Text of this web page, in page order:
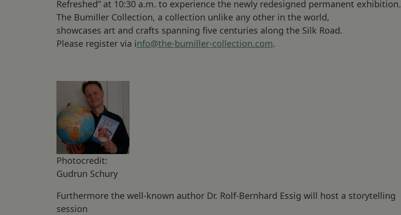
Refreshed” at 10:30 a.m. to experience the newly redesigned permanent exhibition.
The Bumiller Collection, a collection unlike any other in the world,
showcases art and crafts spanning five centuries along the Silk Road.
Please register via info@the-bumiller-collection.com.
Photocredit:
Gudrun Schury
Furthermore the well-known author Dr. Rolf-Bernhard Essig will host a storytelling
session